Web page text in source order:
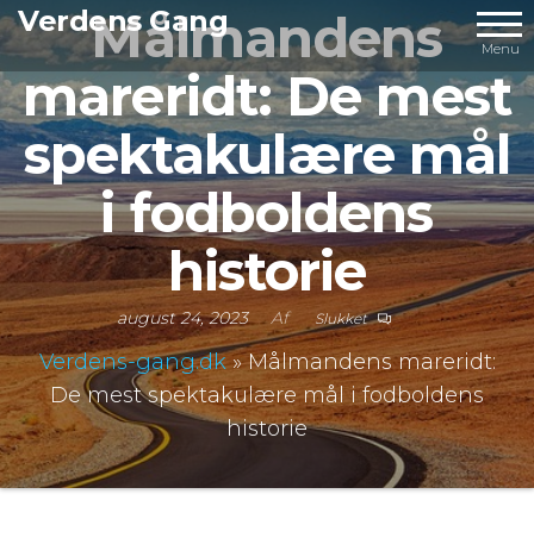
Videre
til
indhold
Verdens Gang
Menu
Målmandens
mareridt: De mest
spektakulære mål
i fodboldens
historie
august 24, 2023 Af Slukket
Verdens-gang.dk»Målmandens mareridt:
De mest spektakulære mål i fodboldens
historie